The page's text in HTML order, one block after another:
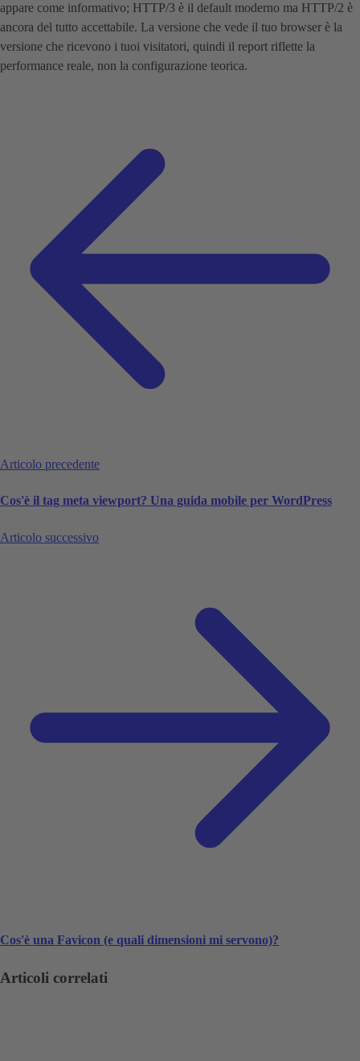
appare come informativo; HTTP/3 è il default moderno ma HTTP/2 è
ancora del tutto accettabile. La versione che vede il tuo browser è la
versione che ricevono i tuoi visitatori, quindi il report riflette la
performance reale, non la configurazione teorica.
Articolo precedente
Cos'è il tag meta viewport? Una guida mobile per WordPress
Articolo successivo
Cos'è una Favicon (e quali dimensioni mi servono)?
Articoli correlati